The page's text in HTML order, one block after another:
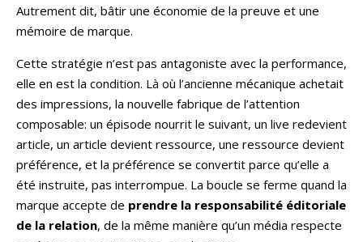
Autrement dit, bâtir une économie de la preuve et une
mémoire de marque.
Cette stratégie n’est pas antagoniste avec la performance,
elle en est la condition. Là où l’ancienne mécanique achetait
des impressions, la nouvelle fabrique de l’attention
composable: un épisode nourrit le suivant, un live redevient
article, un article devient ressource, une ressource devient
préférence, et la préférence se convertit parce qu’elle a
été instruite, pas interrompue. La boucle se ferme quand la
marque accepte de prendre la responsabilité éditoriale
de la relation, de la même manière qu’un média respecte